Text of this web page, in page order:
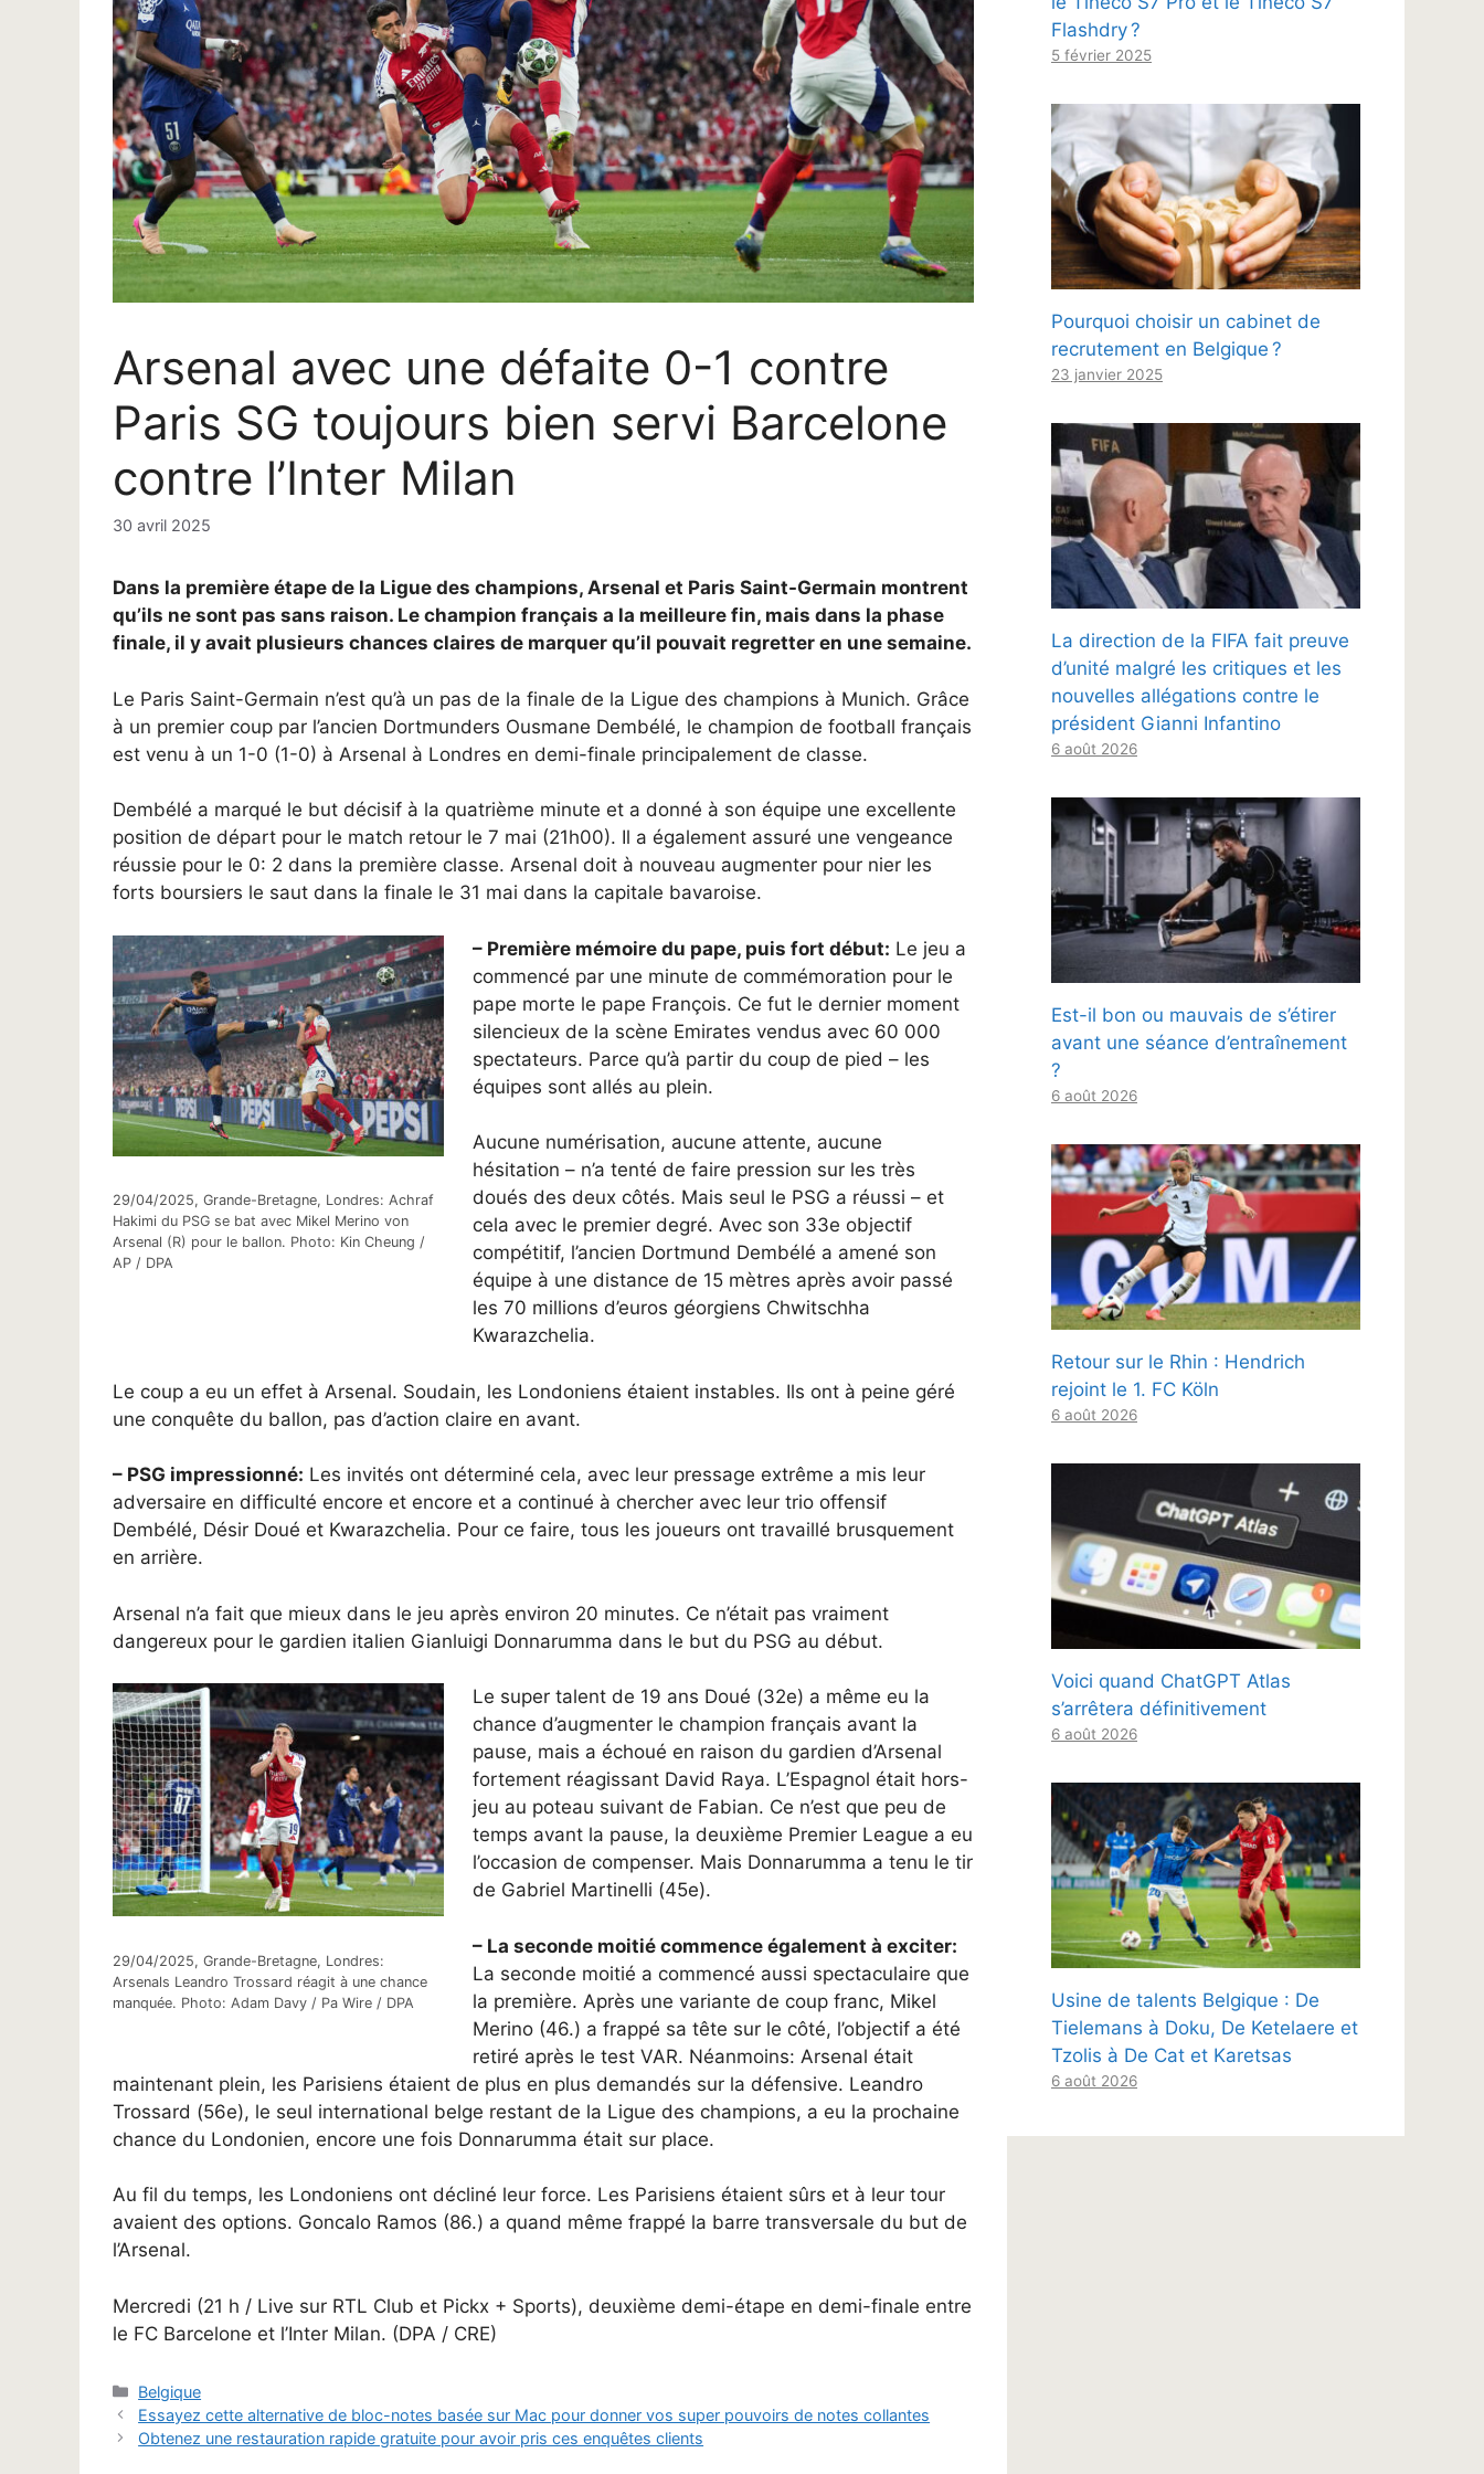
Arsenal avec une défaite 0-1 contre
Paris SG toujours bien servi Barcelone
contre l’Inter Milan
30 avril 2025
Dans la première étape de la Ligue des champions, Arsenal et Paris Saint-Germain montrent
qu’ils ne sont pas sans raison. Le champion français a la meilleure fin, mais dans la phase
finale, il y avait plusieurs chances claires de marquer qu’il pouvait regretter en une semaine.
Le Paris Saint-Germain n’est qu’à un pas de la finale de la Ligue des champions à Munich. Grâce
à un premier coup par l’ancien Dortmunders Ousmane Dembélé, le champion de football français
est venu à un 1-0 (1-0) à Arsenal à Londres en demi-finale principalement de classe.
Dembélé a marqué le but décisif à la quatrième minute et a donné à son équipe une excellente
position de départ pour le match retour le 7 mai (21h00). Il a également assuré une vengeance
réussie pour le 0: 2 dans la première classe. Arsenal doit à nouveau augmenter pour nier les
forts boursiers le saut dans la finale le 31 mai dans la capitale bavaroise.
29/04/2025, Grande-Bretagne, Londres: Achraf
Hakimi du PSG se bat avec Mikel Merino von
Arsenal (R) pour le ballon. Photo: Kin Cheung /
AP / DPA
– Première mémoire du pape, puis fort début: Le jeu a
commencé par une minute de commémoration pour le
pape morte le pape François. Ce fut le dernier moment
silencieux de la scène Emirates vendus avec 60 000
spectateurs. Parce qu’à partir du coup de pied – les
équipes sont allés au plein.
Aucune numérisation, aucune attente, aucune
hésitation – n’a tenté de faire pression sur les très
doués des deux côtés. Mais seul le PSG a réussi – et
cela avec le premier degré. Avec son 33e objectif
compétitif, l’ancien Dortmund Dembélé a amené son
équipe à une distance de 15 mètres après avoir passé
les 70 millions d’euros géorgiens Chwitschha
Kwarazchelia.
Le coup a eu un effet à Arsenal. Soudain, les Londoniens étaient instables. Ils ont à peine géré
une conquête du ballon, pas d’action claire en avant.
– PSG impressionné: Les invités ont déterminé cela, avec leur pressage extrême a mis leur
adversaire en difficulté encore et encore et a continué à chercher avec leur trio offensif
Dembélé, Désir Doué et Kwarazchelia. Pour ce faire, tous les joueurs ont travaillé brusquement
en arrière.
Arsenal n’a fait que mieux dans le jeu après environ 20 minutes. Ce n’était pas vraiment
dangereux pour le gardien italien Gianluigi Donnarumma dans le but du PSG au début.
29/04/2025, Grande-Bretagne, Londres:
Arsenals Leandro Trossard réagit à une chance
manquée. Photo: Adam Davy / Pa Wire / DPA
Le super talent de 19 ans Doué (32e) a même eu la
chance d’augmenter le champion français avant la
pause, mais a échoué en raison du gardien d’Arsenal
fortement réagissant David Raya. L’Espagnol était hors-
jeu au poteau suivant de Fabian. Ce n’est que peu de
temps avant la pause, la deuxième Premier League a eu
l’occasion de compenser. Mais Donnarumma a tenu le tir
de Gabriel Martinelli (45e).
– La seconde moitié commence également à exciter:
La seconde moitié a commencé aussi spectaculaire que
la première. Après une variante de coup franc, Mikel
Merino (46.) a frappé sa tête sur le côté, l’objectif a été
retiré après le test VAR. Néanmoins: Arsenal était
maintenant plein, les Parisiens étaient de plus en plus demandés sur la défensive. Leandro
Trossard (56e), le seul international belge restant de la Ligue des champions, a eu la prochaine
chance du Londonien, encore une fois Donnarumma était sur place.
Au fil du temps, les Londoniens ont décliné leur force. Les Parisiens étaient sûrs et à leur tour
avaient des options. Goncalo Ramos (86.) a quand même frappé la barre transversale du but de
l’Arsenal.
Mercredi (21 h / Live sur RTL Club et Pickx + Sports), deuxième demi-étape en demi-finale entre
le FC Barcelone et l’Inter Milan. (DPA / CRE)
Catégories
Belgique
Essayez cette alternative de bloc-notes basée sur Mac pour donner vos super pouvoirs de notes collantes
Obtenez une restauration rapide gratuite pour avoir pris ces enquêtes clients
Flashdry ?
5 février 2025
Pourquoi choisir un cabinet de
recrutement en Belgique ?
23 janvier 2025
La direction de la FIFA fait preuve
d’unité malgré les critiques et les
nouvelles allégations contre le
président Gianni Infantino
6 août 2026
Est-il bon ou mauvais de s’étirer
avant une séance d’entraînement
?
6 août 2026
Retour sur le Rhin : Hendrich
rejoint le 1. FC Köln
6 août 2026
Voici quand ChatGPT Atlas
s’arrêtera définitivement
6 août 2026
Usine de talents Belgique : De
Tielemans à Doku, De Ketelaere et
Tzolis à De Cat et Karetsas
6 août 2026